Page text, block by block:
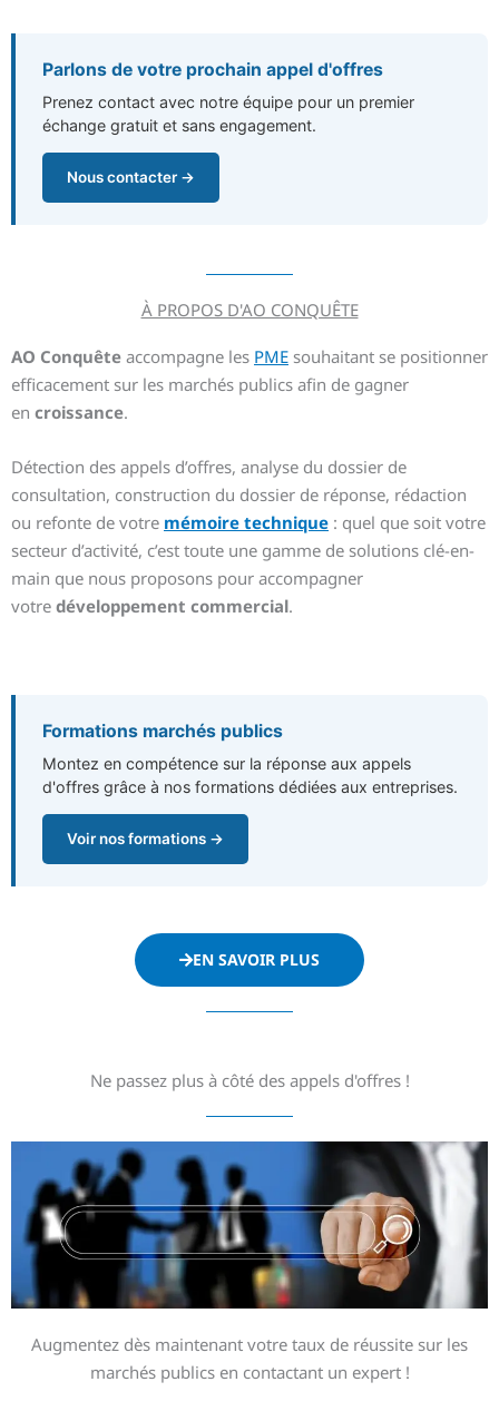
Parlons de votre prochain appel d'offres
Prenez contact avec notre équipe pour un premier
échange gratuit et sans engagement.
Nous contacter →
À PROPOS D'AO CONQUÊTE
AO Conquête accompagne les PME souhaitant se positionner
efficacement sur les marchés publics afin de gagner
en croissance.
Détection des appels d’offres, analyse du dossier de
consultation, construction du dossier de réponse, rédaction
ou refonte de votre mémoire technique : quel que soit votre
secteur d’activité, c’est toute une gamme de solutions clé-en-
main que nous proposons pour accompagner
votre développement commercial.
Formations marchés publics
Montez en compétence sur la réponse aux appels
d'offres grâce à nos formations dédiées aux entreprises.
Voir nos formations →
EN SAVOIR PLUS
Ne passez plus à côté des appels d'offres !
Augmentez dès maintenant votre taux de réussite sur les
marchés publics en contactant un expert !